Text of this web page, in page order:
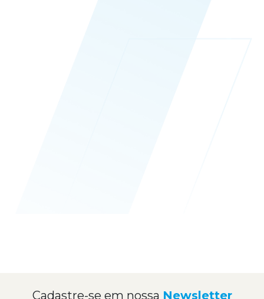
Cadastre-se em nossa Newsletter